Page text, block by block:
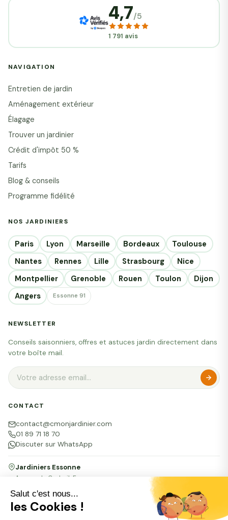
Salut c'est nous...
les Cookies !
4,7/5
1 791 avis
NAVIGATION
Entretien de jardin
Aménagement extérieur
Élagage
Trouver un jardinier
Crédit d'impôt 50 %
Tarifs
Blog & conseils
Programme fidélité
NOS JARDINIERS
Paris Lyon Marseille Bordeaux
Toulouse
Nantes
Rennes Lille Strasbourg
Nice
Montpellier
Grenoble Rouen Toulon
Dijon
Angers
Essonne 91
NEWSLETTER
Conseils saisonniers, offres et astuces jardin directement dans
votre boîte mail.
CONTACT
contact@cmonjardinier.com
01 89 71 18 70
Discuter sur WhatsApp
Jardiniers Essonne
Agence de Corbeil-Essonnes
16 bis rue du Docteur Vignes, 91100 Corbeil-Essonnes
CGU ProfessionnelsConfidentialité